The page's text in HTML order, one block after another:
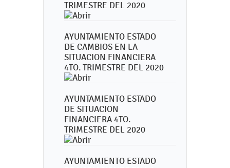
TRIMESTRE DEL 2020
AYUNTAMIENTO ESTADO
DE CAMBIOS EN LA
SITUACION FINANCIERA
4TO. TRIMESTRE DEL 2020
AYUNTAMIENTO ESTADO
DE SITUACION
FINANCIERA 4TO.
TRIMESTRE DEL 2020
AYUNTAMIENTO ESTADO